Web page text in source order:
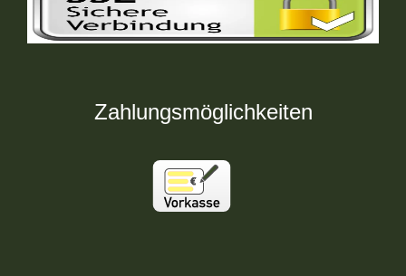
Zahlungsmöglichkeiten